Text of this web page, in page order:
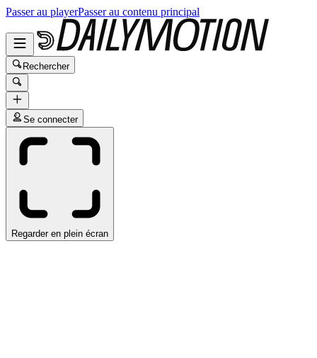
Passer au playerPasser au contenu principal
Rechercher
Se connecter
Regarder en plein écran